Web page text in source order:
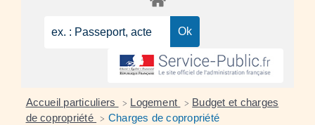
Accueil particuliers > Logement > Budget et charges
de copropriété > Charges de copropriété